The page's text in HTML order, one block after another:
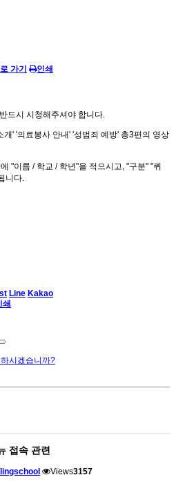
가기 인쇄
드시 시청해주셔야 합니다.
' '의료봉사 안내' '성범죄 예방' 총3편의 영상
"이름 / 학교 / 학년"을 적으시고, "구분" "퀴
니다.
Line Kakao
쇄
시겠습니까?
접속 관련
Views3157